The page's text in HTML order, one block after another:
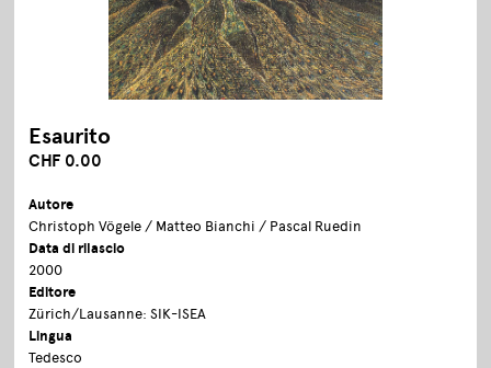
Esaurito
CHF 0.00
Autore
Christoph Vögele / Matteo Bianchi / Pascal Ruedin
Data di rilascio
2000
Editore
Zürich/Lausanne: SIK-ISEA
Lingua
Tedesco